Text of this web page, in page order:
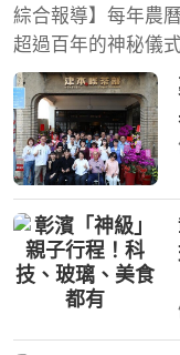
綜合報導】每年農
超過百年的神秘儀